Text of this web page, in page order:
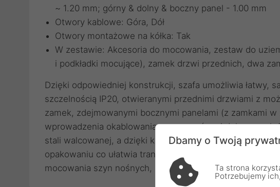
~ 1.20 mm; górny & dolny & boczny panel - 1.00 mm
Otwory kablowe: Góra, Dół
Otwory montażowe na kółka: Tak
W zestawie: Akcesoria do mocowania, zestaw do
i podkładki mocujące), zamek drzwi przednich, dwa
Dzięki odpowiedniej konstrukcji, szafa umożliwia łatwy,
szczelnością IP20, otwieranymi przednimi drzwiami z
zamek, zdejmowanymi bocznymi panelami (z zamkami
wprowadzenia okablowania poprzez górny i dolny panel.
stali walcowanej, a dzięki konstrukcji do samodzielnego
opakowaniu co ułatwia transport. Dodatkowo w
mocowania szyn nośnych, śruby M6 oraz zaślepki paneli
Dbamy o Twoją
Ta strona
Potrzebujemy